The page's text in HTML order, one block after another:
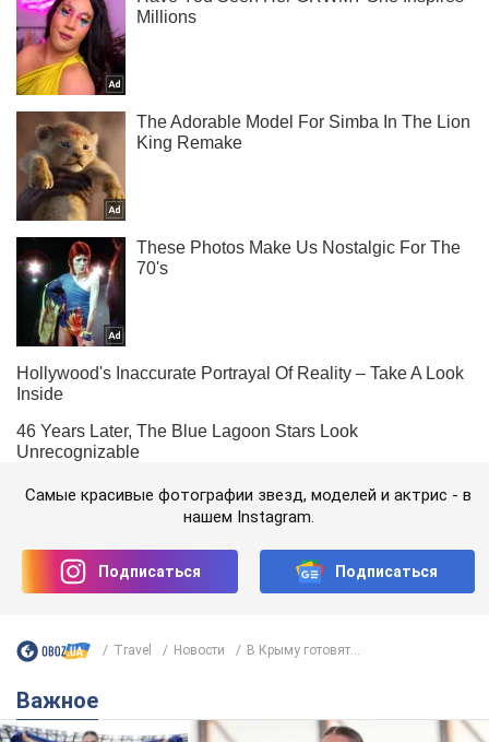
Самые красивые фотографии звезд, моделей и актрис - в
нашем Instagram.
Подписаться Подписаться
Travel Новости В Крыму готовят...
Важное